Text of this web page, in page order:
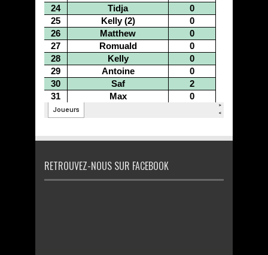
RETROUVEZ-NOUS SUR FACEBOOK